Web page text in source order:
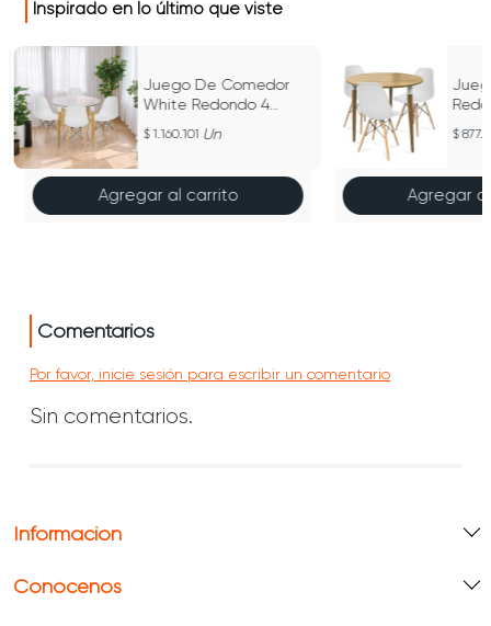
Inspirado en lo último que viste
Juego De Comedor
White Redondo 4
Puestos Sillas Eames
1.160.101 Un
Agregar al carrito Agregar
Comentarios
Por favor, inicie sesión para escribir un comentario
Sin comentarios.
Información
Conócenos